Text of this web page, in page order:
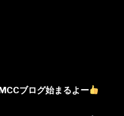
ブログ始まるよー